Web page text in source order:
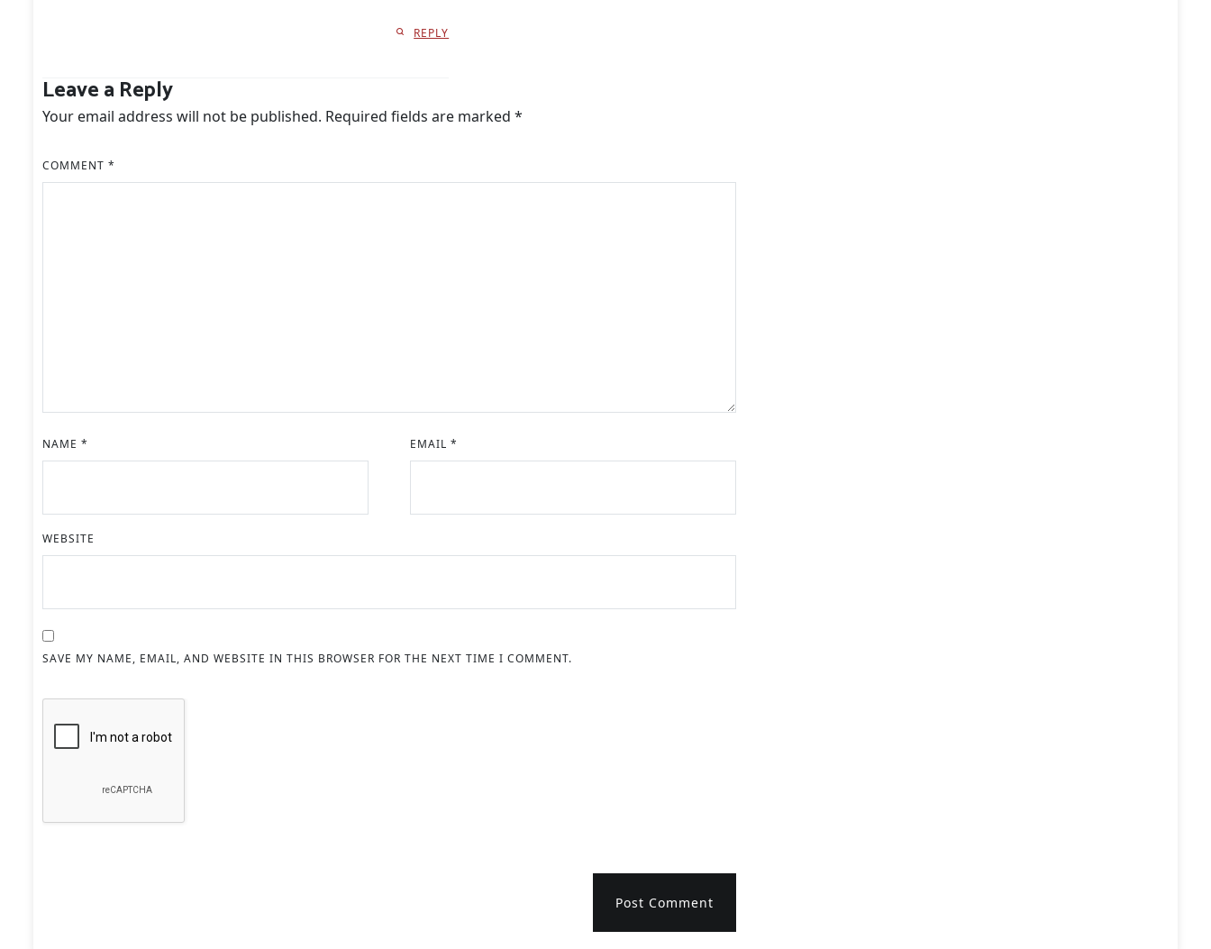
REPLY
Leave a Reply
Your email address will not be published. Required fields are marked *
COMMENT *
NAME * EMAIL*
WEBSITE
SAVE MY NAME, EMAIL, AND WEBSITE IN THIS BROWSER FOR THE NEXT TIME I COMMENT.
Post Comment